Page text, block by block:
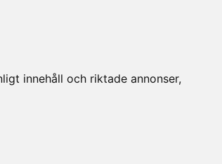
innehåll och riktade annonser,